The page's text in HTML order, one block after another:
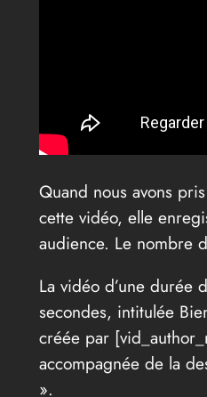
Quand nous avons
cette vidéo, elle
audience. Le nombre
La vidéo d’une
secondes, intitulée
créée par
accompagnée de la
».